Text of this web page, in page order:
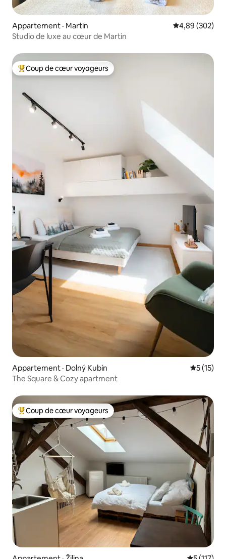
Appartement · Martin Note
4,89 (302)
Studio de luxe au cœur de Martin
Coup de cœur voyageurs parmi les plus aimés
Coup de cœur voyageurs
Appartement · Dolný Kubín Note
5 (15)
The Square & Cozy apartment
Coup de cœur voyageurs parmi les plus aimés
Coup de cœur voyageurs